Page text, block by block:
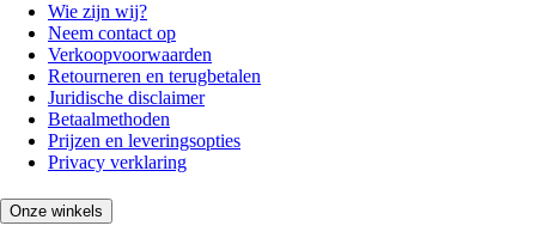
Wie zijn wij?
Neem contact op
Verkoopvoorwaarden
Retourneren en terugbetalen
Juridische disclaimer
Betaalmethoden
Prijzen en leveringsopties
Privacy verklaring
Onze winkels